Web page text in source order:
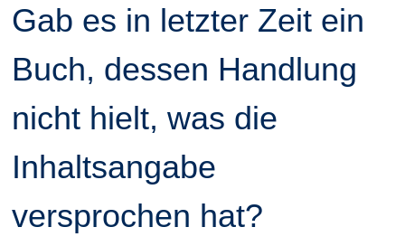
Gab es in letzter Zeit ein
Buch, dessen Handlung
nicht hielt, was die
Inhaltsangabe
versprochen hat?